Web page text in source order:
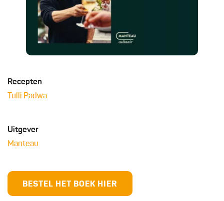
Recepten
Tulli Padwa
Uitgever
Manteau
BESTEL HET BOEK HIER